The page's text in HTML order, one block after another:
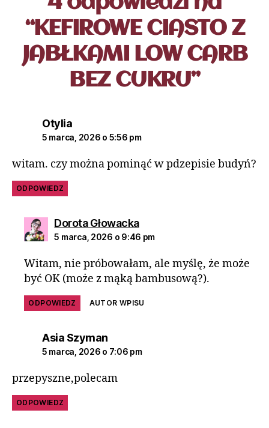
“KEFIROWE CIASTO Z
JABŁKAMI LOW CARB
BEZ CUKRU”
Otylia
5 marca, 2026 o 5:56 pm
witam. czy można pominąć w pdzepisie budyń?
ODPOWIEDZ
Dorota Głowacka
5 marca, 2026 o 9:46 pm
Witam, nie próbowałam, ale myślę, że może
być OK (może z mąką bambusową?).
ODPOWIEDZ AUTOR WPISU
Asia Szyman
5 marca, 2026 o 7:06 pm
przepyszne,polecam
ODPOWIEDZ